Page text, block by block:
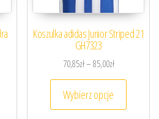
67,00zł.
cena wynosi: 65,00zł.
produkt ma wiele wariantów. Opcje
Koszulka adidas Junior Striped 21
GH7323
70,85zł–85,00złZakres cen:
Wybierz opcje
Ten